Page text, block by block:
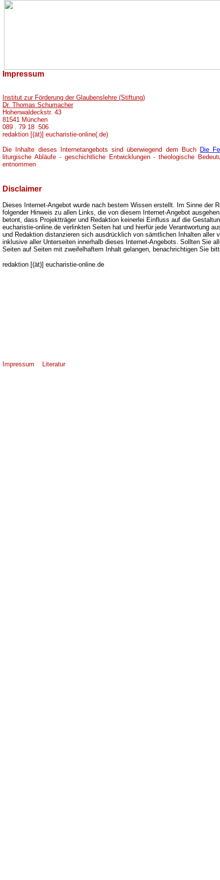
Impressum
Institut zur Förderung der Glaubenslehre (Stiftung)
Dr. Thomas Schumacher
Hohenwaldeckstr. 43
81541 München
089 . 79 18 506
redaktion [(ät)] eucharistie-online(.de)
Die Inhalte dieses Internetangebots sind überwiegend dem Buch Die
liturgische Abläufe - geschichtliche Entwicklungen - theologische
entnommen
Disclaimer
Dieses Internet-Angebot wurde nach bestem Wissen erstellt. Im Sinne der
folgender Hinweis zu allen Links, die von diesem Internet-Angebot
betont, dass Projektträger und Redaktion keinerlei Einfluss auf die
eucharistie-online.de verlinkten Seiten hat und hierfür jede Verantwortung
und Redaktion distanzieren sich ausdrücklich von sämtlichen Inhalten aller
inklusive aller Unterseiten innerhalb dieses Internet-Angebots. Sollten Sie
Seiten auf Seiten mit zweifelhaftem Inhalt gelangen, benachrichtigen Sie
redaktion [(ät)] eucharistie-online.de
Impressum Literatur